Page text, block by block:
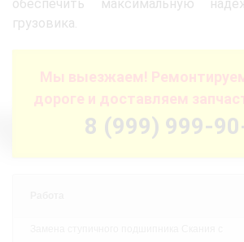
обеспечить максимальную
грузовика.
Мы выезжаем!
дороге и доставляем
8 (999) 999-